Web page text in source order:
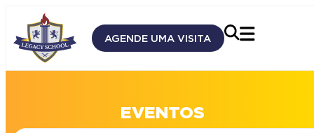
AGENDE UMA VISITA
EVENTOS